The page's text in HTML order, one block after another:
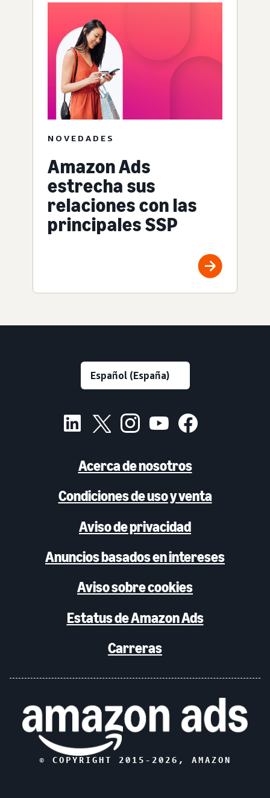
NOVEDADES
Amazon Ads
estrecha sus
relaciones con las
principales SSP
Acerca de nosotros
Condiciones de uso y venta
Aviso de privacidad
Anuncios basados en intereses
Aviso sobre cookies
Estatus de Amazon Ads
Carreras
© COPYRIGHT 2015- 2026 , AMAZON